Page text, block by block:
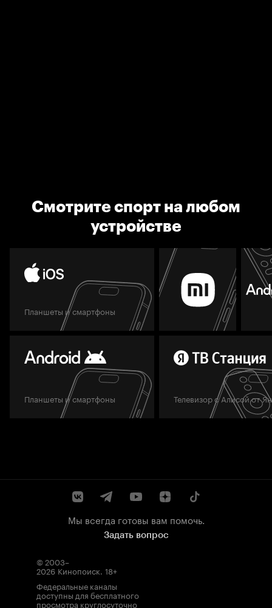
Смотрите спорт на любом
устройстве
Планшеты и смартфоны
Планшеты и смартфоны Телевизор с Алисой от
Мы всегда готовы вам помочь.
Задать вопрос
© 2003–
2026 Кинопоиск. 18+
Федеральные каналы
доступны для бесплатного
просмотра круглосуточно